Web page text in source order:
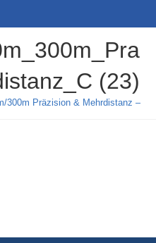
(23)
300m Präzision & Mehrdistanz –